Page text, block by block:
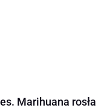
Marihuana rosła